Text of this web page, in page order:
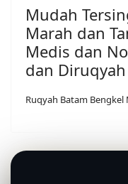
Mudah
Marah dan
Medis dan
dan Diruqyah
Ruqyah Batam